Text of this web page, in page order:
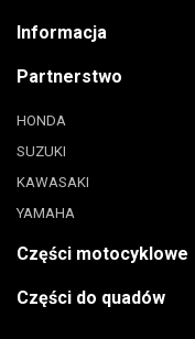
Informacja
Partnerstwo
HONDA
SUZUKI
KAWASAKI
YAMAHA
Części motocyklowe
Części do quadów